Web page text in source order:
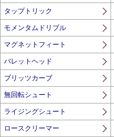
タップトリック
モメンタムドリブル
マグネットフィート
バレットヘッド
ブリッツカーブ
無回転シュート
ライジングシュート
ロースクリーマー